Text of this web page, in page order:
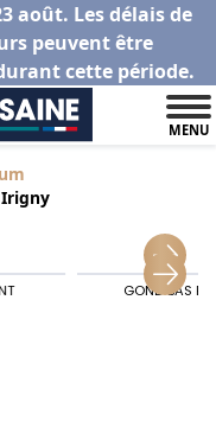
août. Les délais de
peuvent être
cette période.
MENU
Irigny
GOND BAS